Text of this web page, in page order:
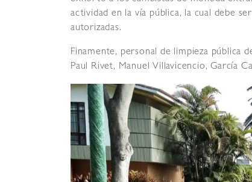
actividad en la vía pública, la cual debe
autorizadas.
Finamente, personal de limpieza pública
Paul Rivet, Manuel Villavicencio, García